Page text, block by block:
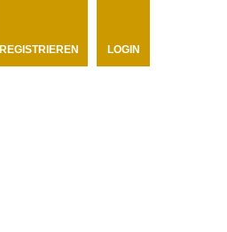
REGISTRIEREN LOGIN